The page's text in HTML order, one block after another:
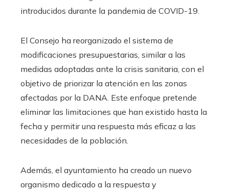
introducidos durante la pandemia de COVID-19.
El Consejo ha reorganizado el sistema de
modificaciones presupuestarias, similar a las
medidas adoptadas ante la crisis sanitaria, con el
objetivo de priorizar la atención en las zonas
afectadas por la DANA. Este enfoque pretende
eliminar las limitaciones que han existido hasta la
fecha y permitir una respuesta más eficaz a las
necesidades de la población.
Además, el ayuntamiento ha creado un nuevo
organismo dedicado a la respuesta y